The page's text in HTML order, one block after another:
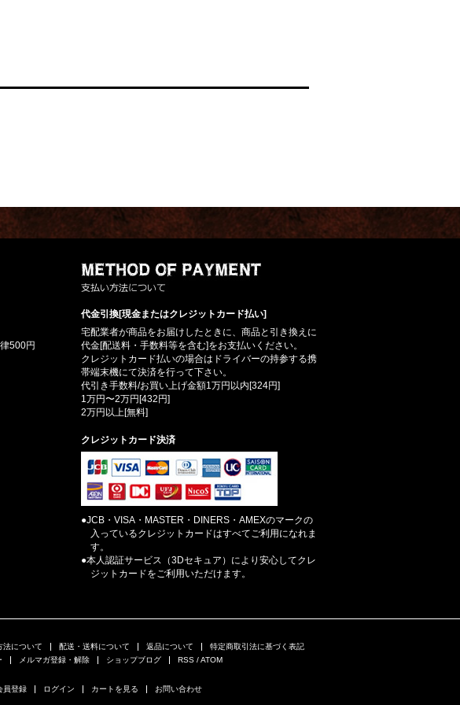
500円
代金引換[現金またはクレジットカード払い]
宅配業者が商品をお届けしたときに、商品と引き換えに
代金[配送料・手数料等を含む]をお支払いください。
クレジットカード払いの場合はドライバーの持参する携
帯端末機にて決済を行って下さい。
代引き手数料/お買い上げ金額1万円以内[324円]
1万円〜2万円[432円]
2万円以上[無料]
クレジットカード決済
●JCB・VISA・MASTER・DINERS・AMEXのマークの
入っているクレジットカードはすべてご利用になれま
す。
●本人認証サービス（3Dセキュア）により安心してクレ
ジットカードをご利用いただけます。
法について 配送・送料について 返品について
特定商取引法に基づく表記
メルマガ登録・解除 ショップブログ RSS /ATOM
員登録 ログイン カートを見る お問い合わせ